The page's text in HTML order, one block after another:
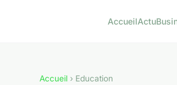
AccueilActu
Accueil › Education